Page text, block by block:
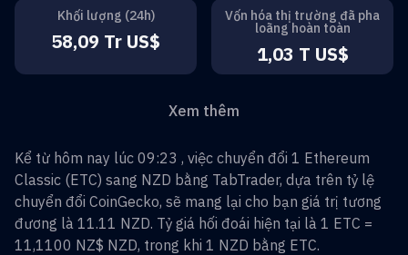
Khối lượng (24h)
58,09 Tr US$
Vốn hóa thị trường đã pha
loãng hoàn toàn
1,03 T US$
Xem thêm
Kể từ hôm nay lúc 09:23 , việc chuyển đổi 1 Ethereum
Classic (ETC) sang NZD bằng TabTrader, dựa trên tỷ lệ
chuyển đổi CoinGecko, sẽ mang lại cho bạn giá trị tương
đương là 11.11 NZD. Tỷ giá hối đoái hiện tại là 1 ETC =
11,1100 NZ$ NZD, trong khi 1 NZD bằng ETC.